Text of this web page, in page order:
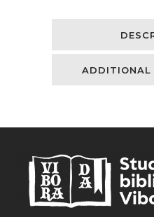
passi
scelti
ADDITIONAL